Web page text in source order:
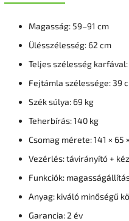
Magasság: 59–91 cm
Ülésszélesség: 62 cm
Teljes szélesség
Fejtámla szélessége: 39
Szék súlya: 69 kg
Teherbírás: 140 kg
Csomag mérete: 141 × 65
Vezérlés: távirányító +
Funkciók:
Anyag: kiváló minőségű
Garancia: 2 év